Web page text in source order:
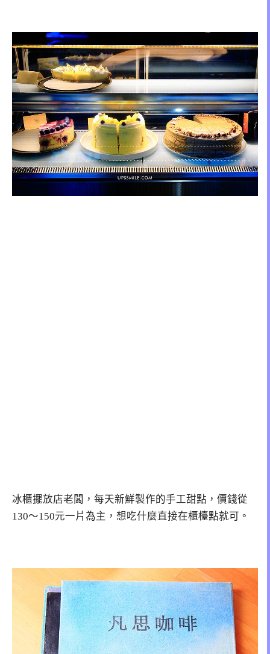
冰櫃擺放店老闆，每天新鮮製作的手工甜點，價錢從
130～150元一片為主，想吃什麼直接在櫃檯點就可。